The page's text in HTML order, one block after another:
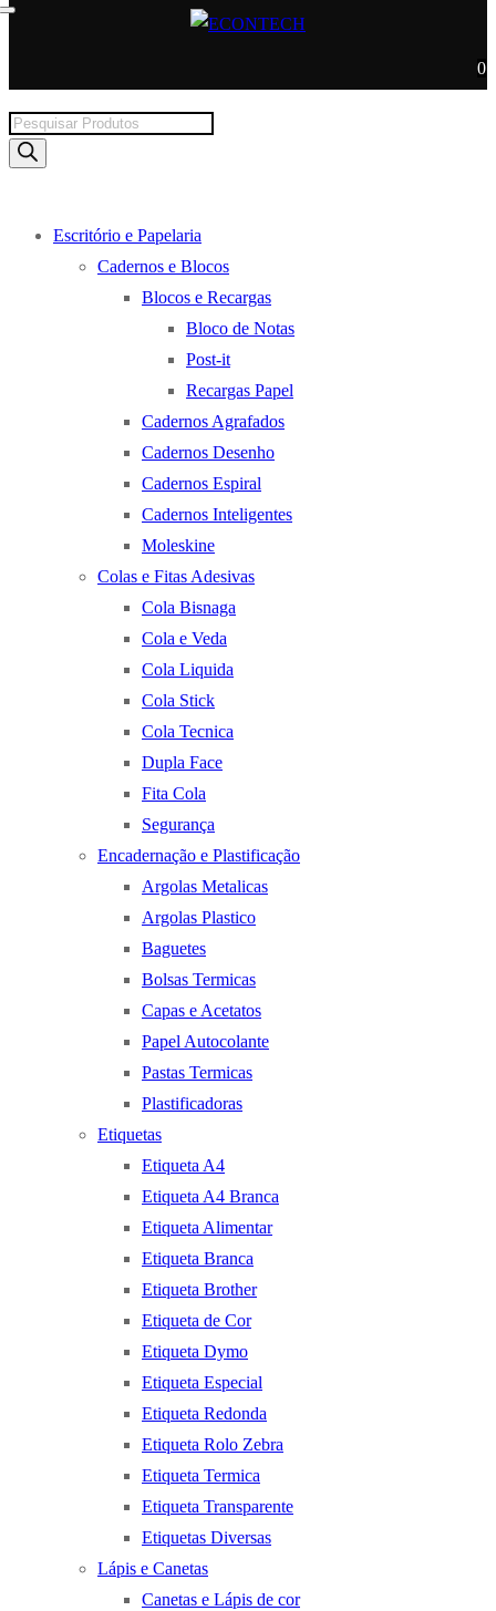
0
Products
search
Escritório e Papelaria
Cadernos e Blocos
Blocos e Recargas
Bloco de Notas
Post-it
Recargas Papel
Cadernos Agrafados
Cadernos Desenho
Cadernos Espiral
Cadernos Inteligentes
Moleskine
Colas e Fitas Adesivas
Cola Bisnaga
Cola e Veda
Cola Liquida
Cola Stick
Cola Tecnica
Dupla Face
Fita Cola
Segurança
Encadernação e Plastificação
Argolas Metalicas
Argolas Plastico
Baguetes
Bolsas Termicas
Capas e Acetatos
Papel Autocolante
Pastas Termicas
Plastificadoras
Etiquetas
Etiqueta A4
Etiqueta A4 Branca
Etiqueta Alimentar
Etiqueta Branca
Etiqueta Brother
Etiqueta de Cor
Etiqueta Dymo
Etiqueta Especial
Etiqueta Redonda
Etiqueta Rolo Zebra
Etiqueta Termica
Etiqueta Transparente
Etiquetas Diversas
Lápis e Canetas
Canetas e Lápis de cor